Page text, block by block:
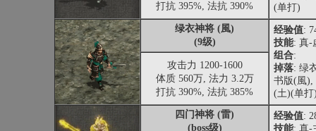
(单打)
打抗 395%, 法抗 390%
绿衣神将 (風)
(9级)
经验值:
技能: 真-
组合:
掉落: 绿
书版(風),
(土)(单打
攻击力 1200-1600
体质 560万, 法力 3.2万
打抗 390%, 法抗 385%
四门神将 (雷)
(boss级)
经验值:
技能: 真-